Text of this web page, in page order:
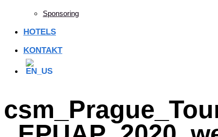
Sponsoring
HOTELS
KONTAKT